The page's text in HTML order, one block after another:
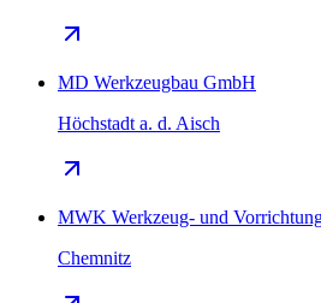
MD Werkzeugbau GmbH
Höchstadt a. d. Aisch
MWK Werkzeug- und
Chemnitz